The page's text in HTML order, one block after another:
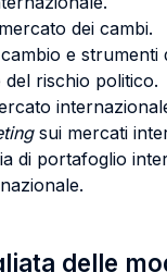
dei cambi.
e strumenti
del rischio politico.
sui mercati
di portafoglio
delle